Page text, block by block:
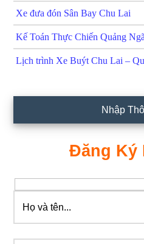
Xe đưa đón Sân Bay Chu Lai
Kế Toán Thực Chiến Quảng
Lịch trình Xe Buýt Chu Lai –
Nhập
Đăng Ký